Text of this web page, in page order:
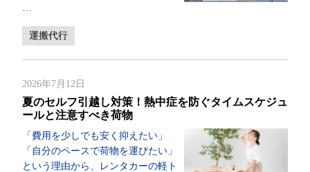
運搬代行
2026年7月12日
夏のセルフ引越し対策！熱中症を防ぐタイムスケジュ
ールと注意すべき荷物
「費用を少しでも安く抑えたい」
「自分のペースで荷物を運びたい」
という理由から、レンタカーの軽ト